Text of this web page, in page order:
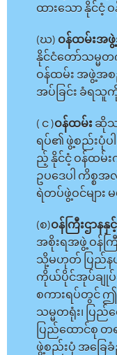
ထားသော နိုင်
(ဃ) ဝန်ထမ်းအ
နိုင်ငံတော်သမ္မ
ဝန်ထမ်း အဖွဲ့အစ
အပ်ခြင်း ခံရ
( င )ဝန်ထမ်း ဆိုသ
ရပ်၏ ဖွဲ့စည်းပုံပ
ည့် နိုင်ငံ့ ဝန်ထမ်
ဥပဒေပါ ကိစ္စအ
ရဲတပ်ဖွဲ့ဝင်များ မ
(စ)ဝန်ကြီးဌာန
အစိုးရအဖွဲ့ ဝန်က
သို့မဟုတ် ပြည်န
ကိုယ်ပိုင်အုပ်ချုပ်
စကားရပ်တွင် ဤ
သမ္မတရုံး၊ ပြ
ပြည်ထောင်စု တ
ဖွဲ့စည်းပုံ အခြေခံ